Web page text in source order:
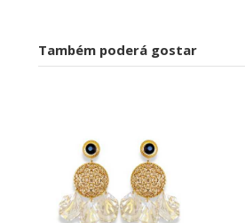
Também poderá gostar